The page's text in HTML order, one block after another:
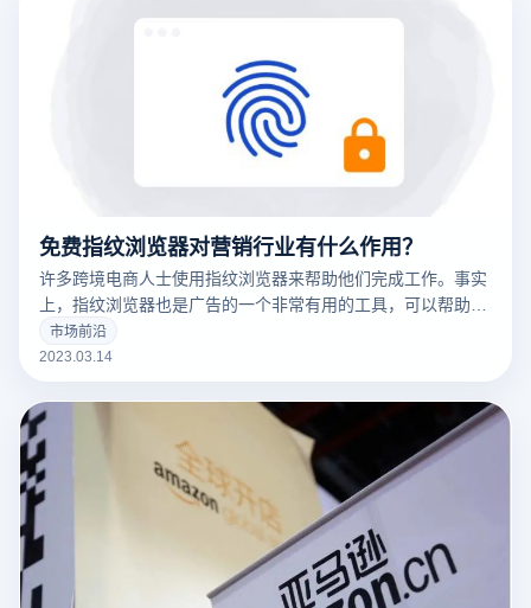
免费指纹浏览器对营销行业有什么作用？
许多跨境电商人士使用指纹浏览器来帮助他们完成工作。事实
上，指纹浏览器也是广告的一个非常有用的工具，可以帮助广
告营销人员解决许多问题。
市场前沿
2023.03.14